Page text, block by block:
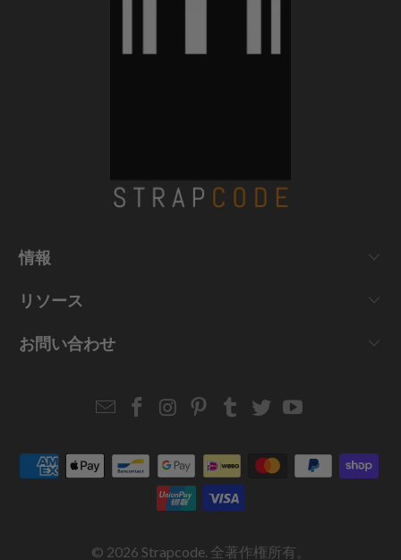
情報
リソース
お問い合わせ
EmailStrapcode
Facebook
Strapcode
Instagram
Strapcode
Pinterest
Strapcode
Tumblr
Strapcode
TwitterYouTube
© 2026 Strapcode. 全著作権所有。